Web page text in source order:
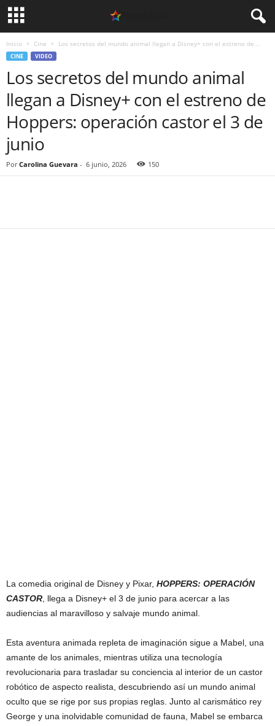
Inicio Cine Los secretos del mundo animal llegan a Disney+ con el estreno de...
CINE VIDEO
Los secretos del mundo animal
llegan a Disney+ con el estreno de
Hoppers: operación castor el 3 de
junio
Por Carolina Guevara - 6 junio, 2026 150
La comedia original de Disney y Pixar, HOPPERS: OPERACIÓN
CASTOR , llega a Disney+ el 3 de junio para acercar a las
audiencias al maravilloso y salvaje mundo animal.
Esta aventura animada repleta de imaginación sigue a Mabel, una
amante de los animales, mientras utiliza una tecnología
revolucionaria para trasladar su conciencia al interior de un castor
robótico de aspecto realista, descubriendo así un mundo animal
oculto que se rige por sus propias reglas. Junto al carismático rey
George y una inolvidable comunidad de fauna, Mabel se embarca